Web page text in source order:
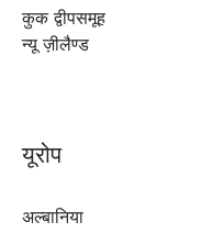
कुक द्वीपसमूह
न्यू ज़ीलैण्ड
यूरोप
अल्बानिया